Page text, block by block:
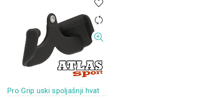
Pro Grip uski spoljašnji hvat